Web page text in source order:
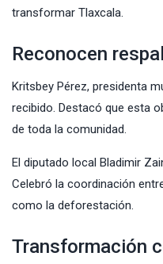
transformar Tlaxcala.
Reconocen
Kritsbey Pérez, presidenta
recibido. Destacó que esta
de toda la comunidad.
El diputado local Bladimir
Celebró la coordinación
como la deforestación.
Transformación